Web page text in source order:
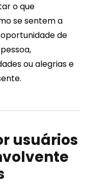
o que
se sentem a
de
ou alegrias e
usuários